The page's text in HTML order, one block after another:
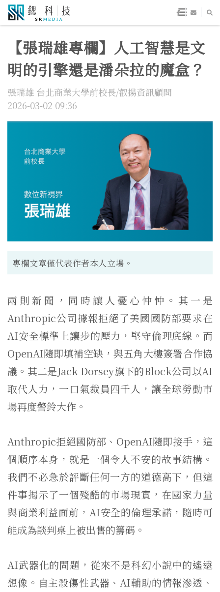
【張瑞雄專欄】人工智慧是文
明的引擎還是潘朵拉的魔盒？
張瑞雄 台北商業大學前校長/叡揚資訊顧問
2026-03-02 09:36
專欄文章僅代表作者本人立場。
兩則新聞，同時讓人憂心忡忡。其一是
Anthropic公司據報拒絕了美國國防部要求在
AI安全標準上讓步的壓力，堅守倫理底線。而
OpenAI隨即填補空缺，與五角大樓簽署合作協
議。其二是Jack Dorsey旗下的Block公司以AI
取代人力，一口氣裁員四千人，讓全球勞動市
場再度警鈴大作。
Anthropic拒絕國防部、OpenAI隨即接手，這
個順序本身，就是一個令人不安的故事結構。
我們不必急於評斷任何一方的道德高下，但這
件事揭示了一個殘酷的市場現實，在國家力量
與商業利益面前，AI安全的倫理承諾，隨時可
能成為談判桌上被出售的籌碼。
AI武器化的問題，從來不是科幻小說中的遙遠
想像。自主殺傷性武器、AI輔助的情報滲透、